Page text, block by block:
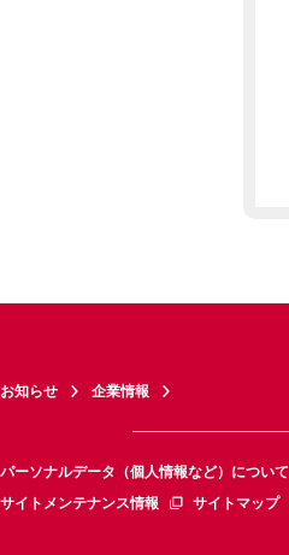
お知らせ 企業情報
パーソナルデータ（個人情報など）について
サイトメンテナンス情報
サイトマップ